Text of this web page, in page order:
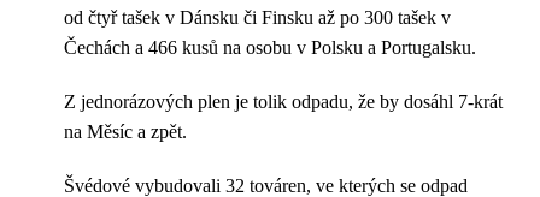
od čtyř tašek v Dánsku či Finsku až po 300 tašek v
Čechách a 466 kusů na osobu v Polsku a Portugalsku.
Z jednorázových plen je tolik odpadu, že by dosáhl 7-krát
na Měsíc a zpět.
Švédové vybudovali 32 továren, ve kterých se odpad